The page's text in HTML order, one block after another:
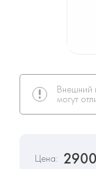
Внешний
могут
Цена: 2900